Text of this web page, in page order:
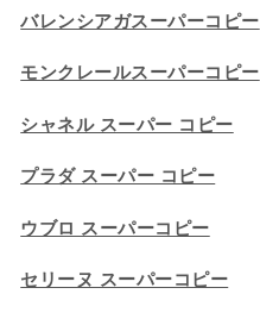
バレンシアガスーパーコピー
モンクレールスーパーコピー
シャネル スーパー コピー
プラダ スーパー コピー
ウブロ スーパーコピー
セリーヌ スーパーコピー​